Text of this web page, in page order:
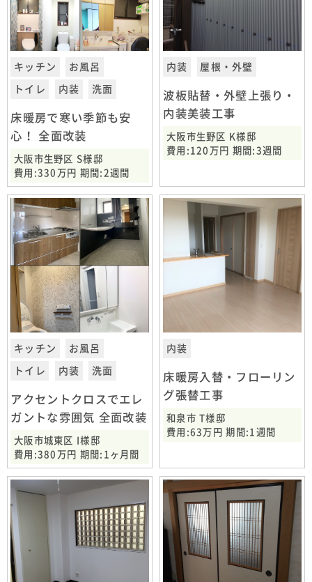
キッチン お風呂
トイレ 内装 洗面
床暖房で寒い季節も安
心！ 全面改装
大阪市生野区 S様邸
費用:330万円 期間:2週間
内装 屋根・外壁
波板貼替・外壁上張り・
内装美装工事
大阪市生野区 K様邸
費用:120万円 期間:3週間
キッチン お風呂
トイレ 内装 洗面
アクセントクロスでエレ
ガントな雰囲気 全面改装
大阪市城東区 I様邸
費用:380万円 期間:1ヶ月間
内装
床暖房入替・フローリン
グ張替工事
和泉市 T様邸
費用:63万円 期間:1週間